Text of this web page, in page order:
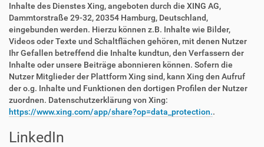
Inhalte des Dienstes Xing, angeboten durch die XING AG,
Dammtorstraße 29-32, 20354 Hamburg, Deutschland,
eingebunden werden. Hierzu können z.B. Inhalte wie Bilder,
Videos oder Texte und Schaltflächen gehören, mit denen Nutzer
Ihr Gefallen betreffend die Inhalte kundtun, den Verfassern der
Inhalte oder unsere Beiträge abonnieren können. Sofern die
Nutzer Mitglieder der Plattform Xing sind, kann Xing den Aufruf
der o.g. Inhalte und Funktionen den dortigen Profilen der Nutzer
zuordnen. Datenschutzerklärung von Xing:
https://www.xing.com/app/share?op=data_protection..
LinkedIn